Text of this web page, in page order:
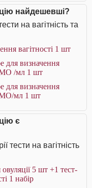
найдешевші?
на вагітність та
вагітності 1 шт
для визначення
/мл 1 шт
для визначення
мл 1 шт
є
тести на вагітність
5 шт +1 тест-
1 набір